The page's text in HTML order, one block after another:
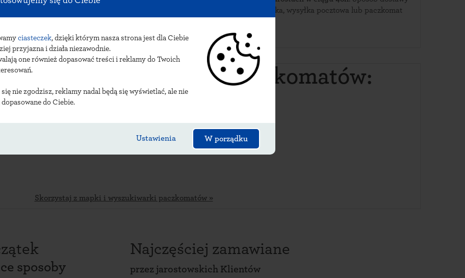
ciasteczek, dzięki którym nasza strona jest dla Ciebie
przyjazna i działa niezawodnie.
one również dopasować treści i reklamy do Twoich
nie zgodzisz, reklamy nadal będą się wyświetlać, ale nie
dopasowane do Ciebie.
Ustawienia W porządku
Jarostach.
pieczątek do Jarostów: przesyłka kurierska, wysyłka pocztowa lub paczkomat
jarostowskich paczkomatów:
Skorzystaj z mapki i wyszukiwarki paczkomatów »
sposoby
Najczęściej zamawiane
przez jarostowskich Klientów